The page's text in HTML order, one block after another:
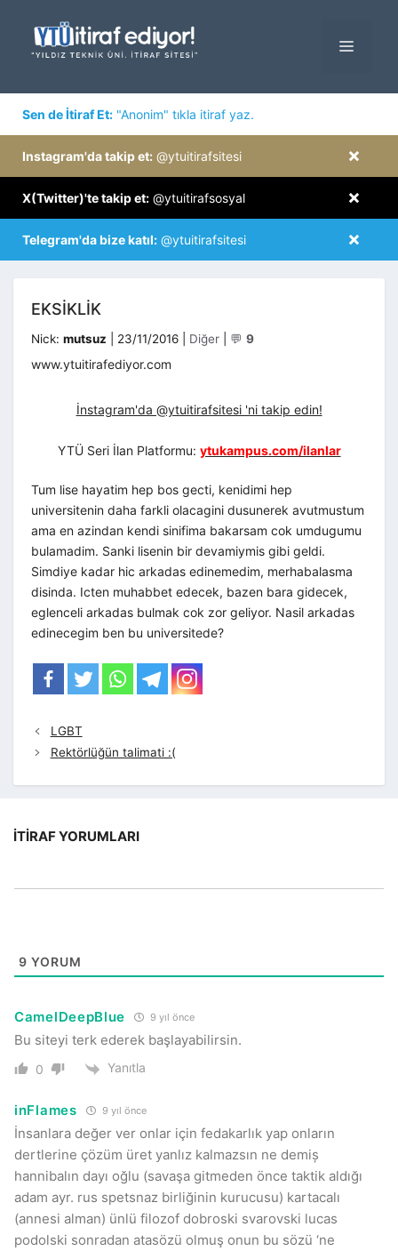
MENÜ
Sen de İtiraf Et: "Anonim" tıkla itiraf yaz.
×
Instagram'da takip et: @ytuitirafsitesi
×
X(Twitter)'te takip et: @ytuitirafsosyal
×
Telegram'da bize katıl: @ytuitirafsitesi
EKSIKLIK
Nick: mutsuz 23/11/2016 Kategoriler
Diğer 💬 9
www.ytuitirafediyor.com
İnstagram'da @ytuitirafsitesi 'ni takip edin!
YTÜ Seri İlan Platformu: ytukampus.com/ilanlar
Tum lise hayatim hep bos gecti, kenidimi hep
universitenin daha farkli olacagini dusunerek avutmustum
ama en azindan kendi sinifima bakarsam cok umdugumu
bulamadim. Sanki lisenin bir devamiymis gibi geldi.
Simdiye kadar hic arkadas edinemedim, merhabalasma
disinda. Icten muhabbet edecek, bazen bara gidecek,
eglenceli arkadas bulmak cok zor geliyor. Nasil arkadas
edinecegim ben bu universitede?
LGBT
Rektörlüğün talimati :(
İTIRAF YORUMLARI
9 YORUM
CamelDeepBlue 9 yıl önce
Bu siteyi terk ederek başlayabilirsin.
0 Yanıtla
inFlames 9 yıl önce
İnsanlara değer ver onlar için fedakarlık yap onların
dertlerine çözüm üret yanlız kalmazsın ne demiș
hannibalın dayı oğlu (savaşa gitmeden önce taktik aldığı
adam ayr. rus spetsnaz birliğinin kurucusu) kartacalı
(annesi alman) ünlü filozof dobroski svarovski lucas
podolski sonradan atasözü olmuş onun bu sözü ‘ne